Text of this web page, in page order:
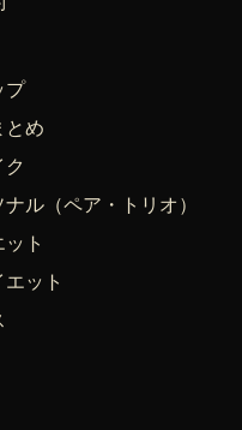
プ
とめ
ル（ペア・トリオ）
ト
ット